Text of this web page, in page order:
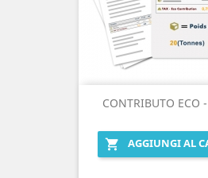
CONTRIBUTO ECO
 AGGIUNGI AL